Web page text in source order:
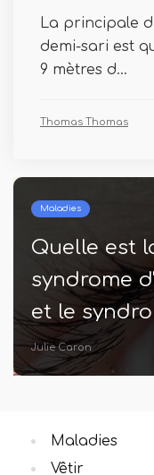
La principale
demi-sari est
9 mètres d...
Thomas Thomas
Maladies
Quelle est
syndrome
et le
Higashi
Julie Caron
Maladies
Vêtir